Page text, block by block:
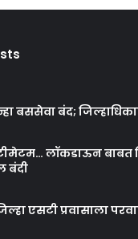
बससेवा बंद;
लॉकडाऊन
बंदी
एसटी प्रवासाला